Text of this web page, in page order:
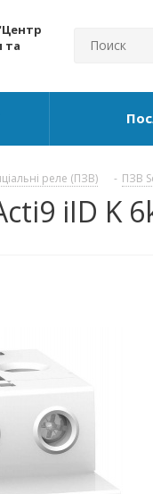
та
реле (ПЗВ) - ПЗВ
iID K